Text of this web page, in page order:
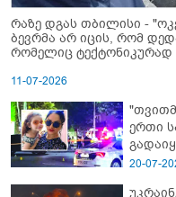
რაზე დგას თბილისი -
ბევრმა არ იცის, რომ
რომელიც ტექტონიკურად
11-07-2026
ერთი
-
20-07-